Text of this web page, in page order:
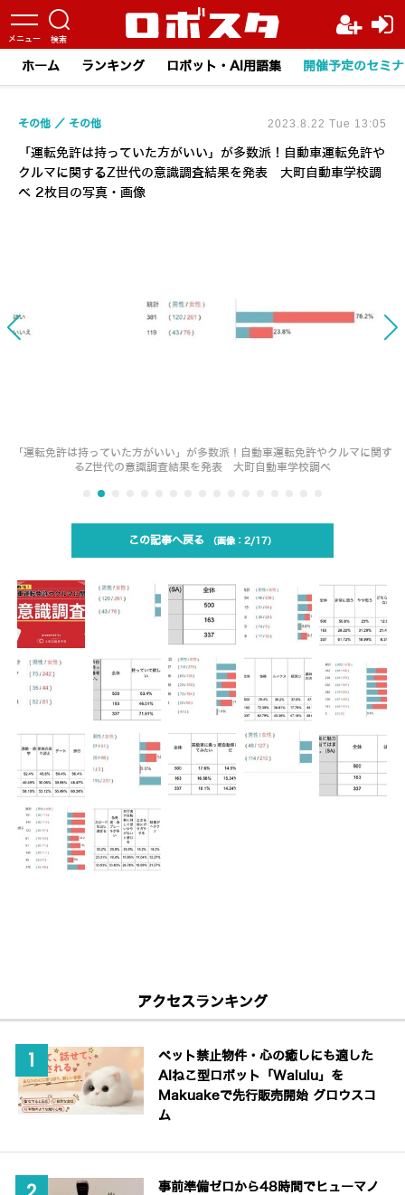
ホーム ランキング ロボット・AI用語集 開催予定のセミ
「運転免許は持っていた方がいい」が多数派！自動車運転免許や
クルマに関するZ世代の意識調査結果を発表 大町自動車学校調
べ 2枚目の写真・画像
その他 その他 2023.8.22 Tue 13:05
「運転免許は持っていた方がいい」が多数派！自動車運転免許やクルマに関す
るZ世代の意識調査結果を発表 大町自動車学校調べ
この記事へ戻る 2/17
アクセスランキング
ペット禁止物件・心の癒しにも適した
AIねこ型ロボット「Walulu」を
Makuakeで先行販売開始 グロウスコ
ム
事前準備ゼロから48時間でヒューマノ